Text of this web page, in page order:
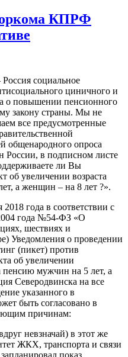
КПРФ
социальное
циничного и
о повышении пенсионного
закону страны. Мы не
все предусмотренные
общенародного опроса
в подписном листе
ли Вы
об увеличении возраста
а женщин – на 8 лет ?».
года в соответствии с
года №54-ФЗ «О
шествиях и
Уведомления о проведении
(пикет) против
об увеличении
пенсию мужчин на 5 лет, а
Северодвинска на все
указанного в
быть согласовано в
причинам:
невзначай) в этот же
ЖКХ, транспорта и связи
показ